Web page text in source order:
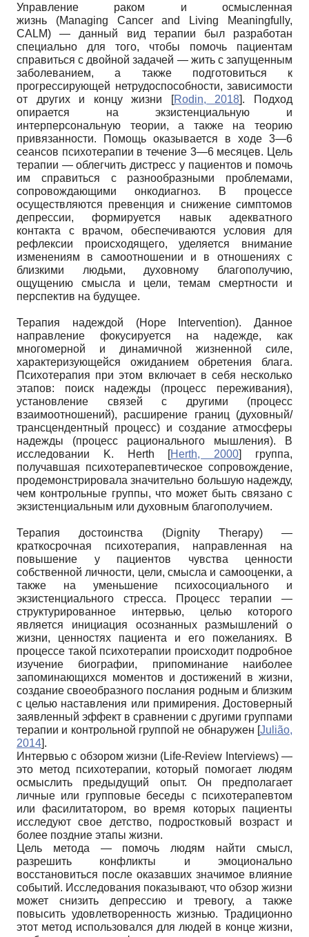
Управление раком и осмысленная
жизнь (Managing Cancer and Living Meaningfully,
CALM) — данный вид терапии был разработан
специально для того, чтобы помочь пациентам
справиться с двойной задачей — жить с запущенным
заболеванием, а также подготовиться к
прогрессирующей нетрудоспособности, зависимости
от других и концу жизни
[Rodin, 2018]. Подход
опирается на экзистенциальную и
интерперсональную теории, а также на теорию
привязанности. Помощь оказывается в ходе 3—6
сеансов психотерапии в течение 3—6 месяцев. Цель
терапии — облегчить дистресс у пациентов и помочь
им справиться с разнообразными проблемами,
сопровождающими онкодиагноз. В процессе
осуществляются превенция и снижение симптомов
депрессии, формируется навык адекватного
контакта с врачом, обеспечиваются условия для
рефлексии происходящего, уделяется внимание
изменениям в самоотношении и в отношениях с
близкими людьми, духовному благополучию,
ощущению смысла и цели, темам смертности и
перспектив на будущее.
Терапия надеждой (Hope Intervention). Данное
направление фокусируется на надежде, как
многомерной и динамичной жизненной силе,
характеризующейся ожиданием обретения блага.
Психотерапия при этом включает в себя несколько
этапов: поиск надежды (процесс переживания),
установление связей с другими (процесс
взаимоотношений), расширение границ (духовный/
трансцендентный процесс) и создание атмосферы
надежды (процесс рационального мышления). В
исследовании K. Herth [Herth, 2000]
группа,
получавшая психотерапевтическое сопровождение,
продемонстрировала значительно большую надежду,
чем контрольные группы, что может быть связано с
экзистенциальным или духовным благополучием.
Терапия достоинства (Dignity Therapy) —
краткосрочная психотерапия, направленная на
повышение у пациентов чувства ценности
собственной личности, цели, смысла и самооценки, а
также на уменьшение психосоциального и
экзистенциального стресса. Процесс терапии —
структурированное интервью, целью которого
является инициация осознанных размышлений о
жизни, ценностях пациента и его пожеланиях. В
процессе такой психотерапии происходит подробное
изучение биографии, припоминание наиболее
запоминающихся моментов и достижений в жизни,
создание своеобразного послания родным и близким
с целью наставления или примирения. Достоверный
заявленный эффект в сравнении с другими группами
терапии и контрольной группой не обнаружен [Julião,
2014].
Интервью с обзором жизни (Life-Review Interviews) —
это метод психотерапии, который помогает людям
осмыслить предыдущий опыт. Он предполагает
личные или групповые беседы с психотерапевтом
или фасилитатором, во время которых пациенты
исследуют свое детство, подростковый возраст и
более поздние этапы жизни.
Цель метода — помочь людям найти смысл,
разрешить конфликты и эмоционально
восстановиться после оказавших значимое влияние
событий. Исследования показывают, что обзор жизни
может снизить депрессию и тревогу, а также
повысить удовлетворенность жизнью. Традиционно
этот метод использовался для людей в конце жизни,